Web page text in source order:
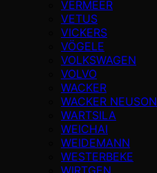
VERMEER
VETUS
VICKERS
VÖGELE
VOLKSWAGEN
VOLVO
WACKER
WACKER NEUSON
WARTSILA
WEICHAI
WEIDEMANN
WESTERBEKE
WIRTGEN